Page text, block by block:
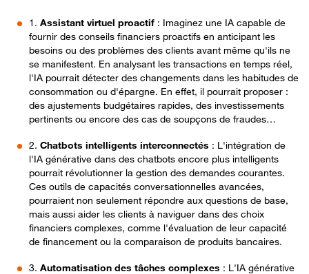
1. Assistant virtuel proactif : Imaginez une IA capable de
fournir des conseils financiers proactifs en anticipant les
besoins ou des problèmes des clients avant même qu'ils ne
se manifestent. En analysant les transactions en temps réel,
l'IA pourrait détecter des changements dans les habitudes de
consommation ou d'épargne. En effet, il pourrait proposer :
des ajustements budgétaires rapides, des investissements
pertinents ou encore des cas de soupçons de fraudes…
2. Chatbots intelligents interconnectés : L'intégration de
l'IA générative dans des chatbots encore plus intelligents
pourrait révolutionner la gestion des demandes courantes.
Ces outils de capacités conversationnelles avancées,
pourraient non seulement répondre aux questions de base,
mais aussi aider les clients à naviguer dans des choix
financiers complexes, comme l'évaluation de leur capacité
de financement ou la comparaison de produits bancaires.
3. Automatisation des tâches complexes : L'IA générative